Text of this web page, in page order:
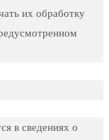
их обработку
в сведениях о